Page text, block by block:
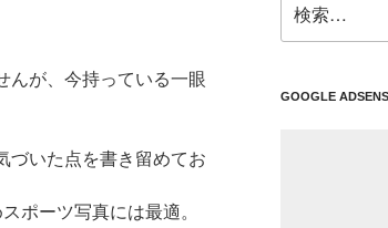
んが、今持っている一眼
づいた点を書き留めてお
ポーツ写真には最適。
索:
GOOGLE